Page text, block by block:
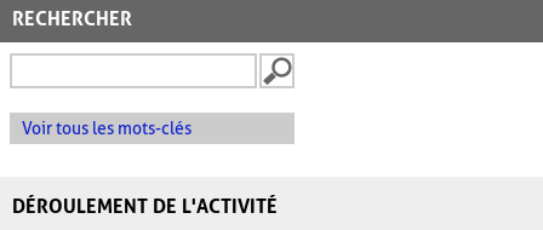
RECHERCHER
Voir tous les mots-clés
DÉROULEMENT DE L'ACTIVITÉ